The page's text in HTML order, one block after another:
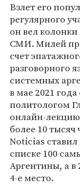
Взлет его
регулярного
он вел
СМИ. Милей
счет
разговорного
системных
в мае 2021
политологом
онлайн-
более 10 тысяч
Noticias
списке 100
Аргентины, а в
4-е место.